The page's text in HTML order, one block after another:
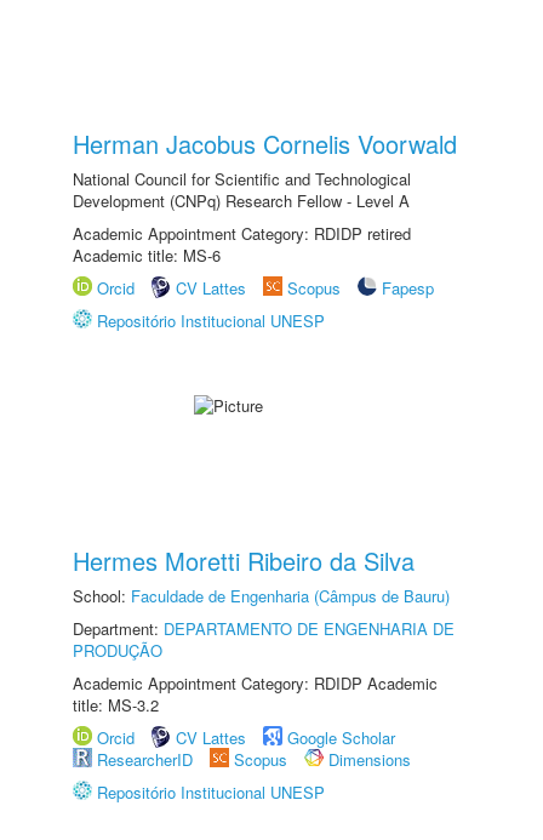
Herman Jacobus Cornelis Voorwald
National Council for Scientific and Technological
Development (CNPq) Research Fellow - Level A
Academic Appointment Category: RDIDP retired
Academic title: MS-6
Orcid
CV Lattes Scopus
Fapesp
Repositório Institucional UNESP
Hermes Moretti Ribeiro da Silva
School: Faculdade de Engenharia (Câmpus de Bauru)
Department: DEPARTAMENTO DE ENGENHARIA DE
PRODUÇÃO
Academic Appointment Category: RDIDP Academic
title: MS-3.2
Orcid
CV Lattes
Google Scholar
ResearcherID
Scopus
Dimensions
Repositório Institucional UNESP